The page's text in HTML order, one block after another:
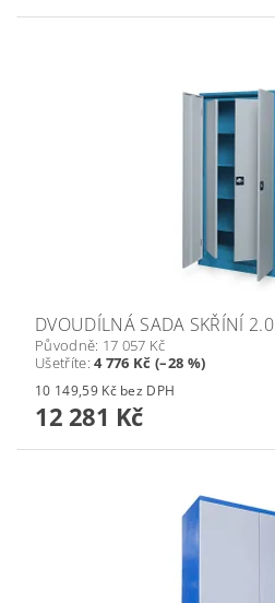
DVOUDÍLNÁ SADA SKŘÍNÍ 2.0
Původně: 17 057 Kč
Ušetříte:4 776 Kč (–28 %)
10 149,59 Kč bez DPH
12 281 Kč